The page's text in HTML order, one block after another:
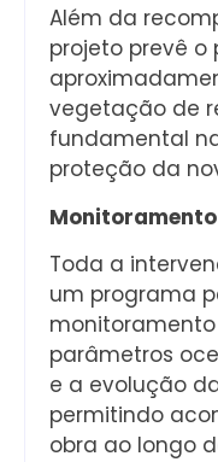
Além da
projeto prevê o
vegetação de
fundamental
proteção da
Toda a
um programa
parâmetros
e a evolução
permitindo
obra ao longo